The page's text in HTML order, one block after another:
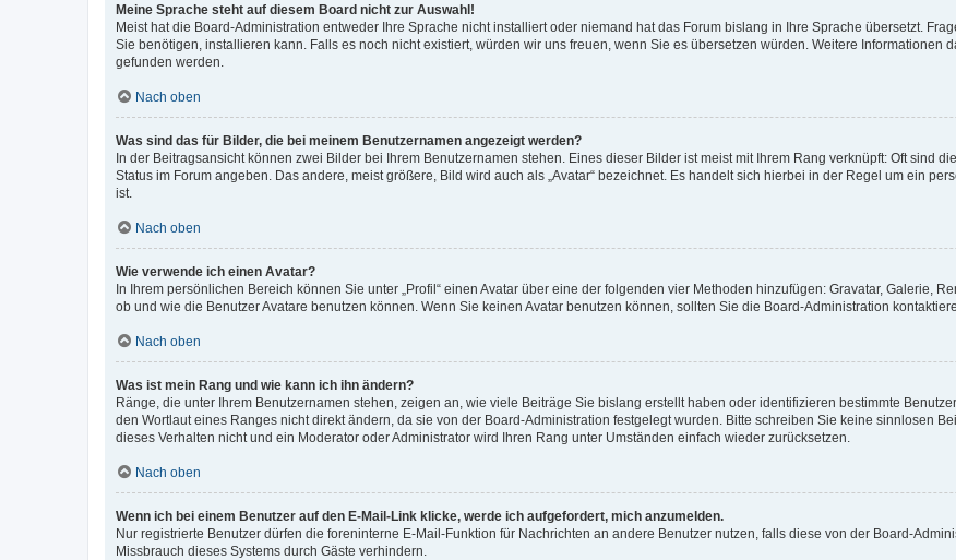
Meine Sprache steht auf diesem Board nicht zur Auswahl!
Meist hat die Board-Administration entweder Ihre Sprache nicht installiert oder niemand hat das Forum bislang in Ihre Sprache übersetzt.
Sie benötigen, installieren kann. Falls es noch nicht existiert, würden wir uns freuen, wenn Sie es übersetzen würden. Weitere Informationen
gefunden werden.
Nach oben
Was sind das für Bilder, die bei meinem Benutzernamen angezeigt werden?
In der Beitragsansicht können zwei Bilder bei Ihrem Benutzernamen stehen. Eines dieser Bilder ist meist mit Ihrem Rang verknüpft: Oft sind
Status im Forum angeben. Das andere, meist größere, Bild wird auch als „Avatar“ bezeichnet. Es handelt sich hierbei in der Regel um ein
ist.
Nach oben
Wie verwende ich einen Avatar?
In Ihrem persönlichen Bereich können Sie unter „Profil“ einen Avatar über eine der folgenden vier Methoden hinzufügen: Gravatar, Galerie,
ob und wie die Benutzer Avatare benutzen können. Wenn Sie keinen Avatar benutzen können, sollten Sie die Board-Administration
Nach oben
Was ist mein Rang und wie kann ich ihn ändern?
Ränge, die unter Ihrem Benutzernamen stehen, zeigen an, wie viele Beiträge Sie bislang erstellt haben oder identifizieren bestimmte
den Wortlaut eines Ranges nicht direkt ändern, da sie von der Board-Administration festgelegt wurden. Bitte schreiben Sie keine sinnlosen
dieses Verhalten nicht und ein Moderator oder Administrator wird Ihren Rang unter Umständen einfach wieder zurücksetzen.
Nach oben
Wenn ich bei einem Benutzer auf den E-Mail-Link klicke, werde ich aufgefordert, mich anzumelden.
Nur registrierte Benutzer dürfen die foreninterne E-Mail-Funktion für Nachrichten an andere Benutzer nutzen, falls diese von der Board-
Missbrauch dieses Systems durch Gäste verhindern.